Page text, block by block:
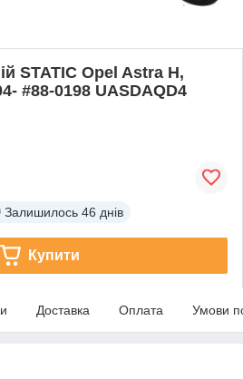
STATIC Opel Astra H,
#88-0198 UASDAQD4
Залишилось 46 днів
Купити
Доставка Оплата Умови